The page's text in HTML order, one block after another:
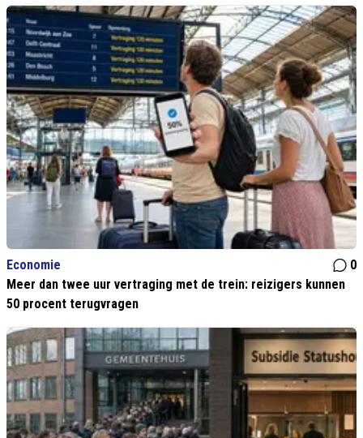
Economie
0
Meer dan twee uur vertraging met de trein: reizigers kunnen
50 procent terugvragen